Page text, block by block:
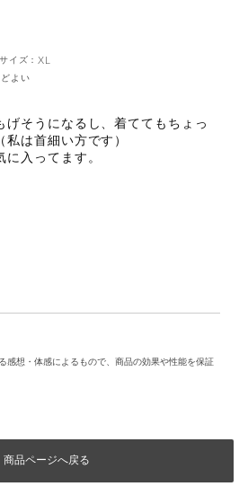
イズ：XL
よい
げそうになるし、着ててもちょっ
は首細い方です）
入ってます。
感想・体感によるもので、商品の効果や性能を保証
商品ページへ戻る